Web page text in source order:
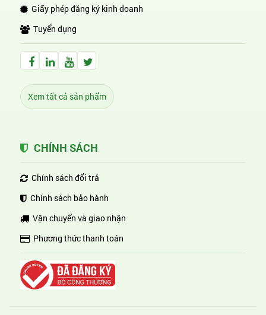
Giấy phép đăng ký kinh doanh
Tuyển dụng
Facebook Huỳnh Gia Alpha
LinkedIn Huỳnh Gia Alpha
YouTube Huỳnh Gia Alpha
Twitter Huỳnh Gia Alpha
Xem tất cả sản phẩm
CHÍNH SÁCH
Chính sách đổi trả
Chính sách bảo hành
Vận chuyển và giao nhận
Phương thức thanh toán